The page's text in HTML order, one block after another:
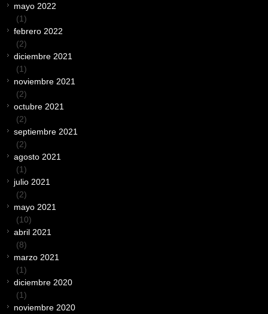
mayo 2022
(1)
febrero 2022
(2)
diciembre 2021
(1)
noviembre 2021
(2)
octubre 2021
(2)
septiembre 2021
(2)
agosto 2021
(1)
julio 2021
(2)
mayo 2021
(10)
abril 2021
(8)
marzo 2021
(1)
diciembre 2020
(1)
noviembre 2020